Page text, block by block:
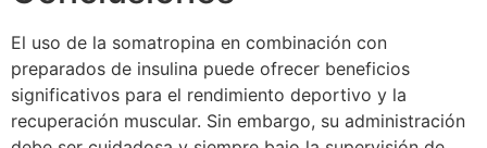
El uso de la somatropina en combinación con
preparados de insulina puede ofrecer beneficios
significativos para el rendimiento deportivo y la
recuperación muscular. Sin embargo, su administración